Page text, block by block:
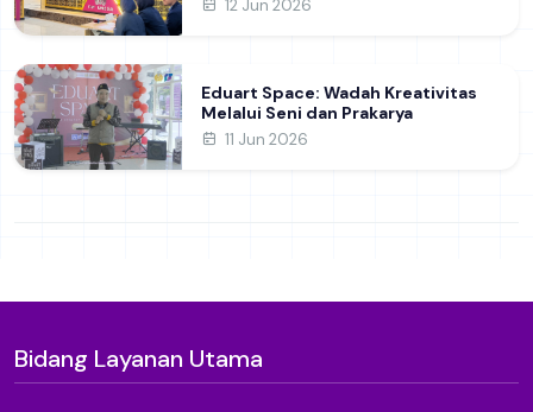
12 Jun 2026
Eduart Space: Wadah Kreativitas
Melalui Seni dan Prakarya
11 Jun 2026
Bidang Layanan Utama